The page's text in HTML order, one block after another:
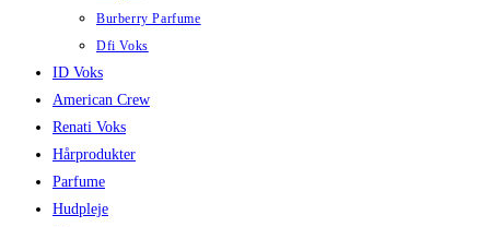
Burberry Parfume
Dfi Voks
ID Voks
American Crew
Renati Voks
Hårprodukter
Parfume
Hudpleje